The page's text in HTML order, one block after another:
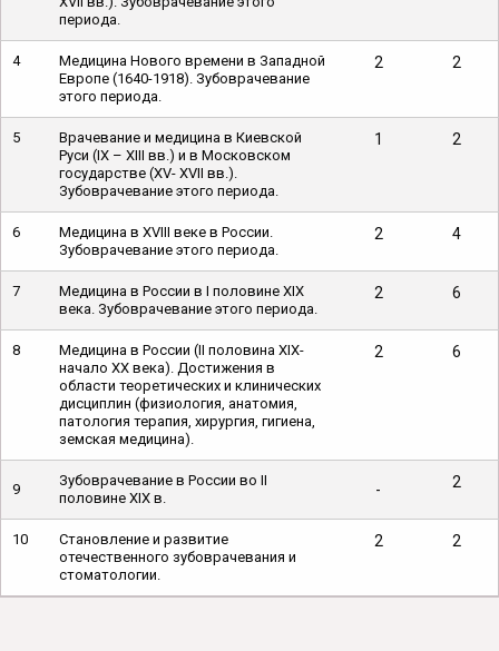
периода.
4
Медицина Нового времени в Западной
Европе (1640-1918). Зубоврачевание
этого периода.
2 2
5
Врачевание и медицина в Киевской
Руси (IX – XIII вв.) и в Московском
государстве (XV- XVII вв.).
Зубоврачевание этого периода.
1 2
6
Медицина в XVIII веке в России.
Зубоврачевание этого периода.
2 4
7
Медицина в России в I половине XIX
века. Зубоврачевание этого периода.
2 6
8
Медицина в России (II половина XIX-
начало XX века). Достижения в
области теоретических и клинических
дисциплин (физиология, анатомия,
патология терапия, хирургия, гигиена,
земская медицина).
2 6
9
Зубоврачевание в России во II
половине XIX в.
- 2
10
Становление и развитие
отечественного зубоврачевания и
стоматологии.
2 2